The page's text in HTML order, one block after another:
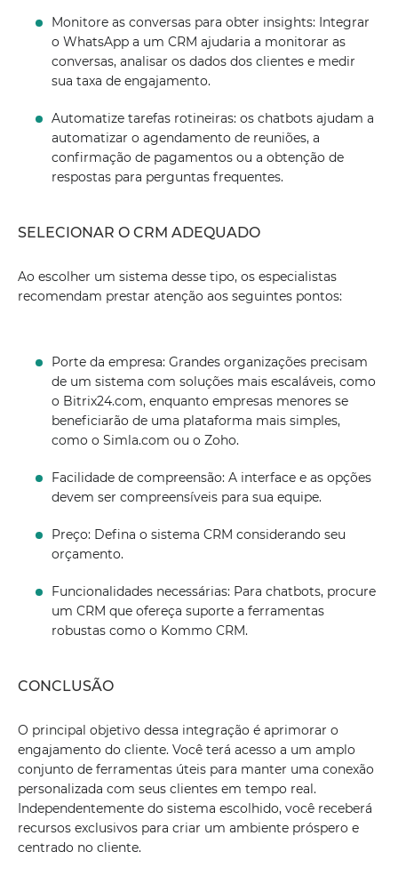
Monitore as conversas para obter insights: Integrar
o WhatsApp a um CRM ajudaria a monitorar as
conversas, analisar os dados dos clientes e medir
sua taxa de engajamento.
Automatize tarefas rotineiras: os chatbots ajudam a
automatizar o agendamento de reuniões, a
confirmação de pagamentos ou a obtenção de
respostas para perguntas frequentes.
SELECIONAR O CRM ADEQUADO
Ao escolher um sistema desse tipo, os especialistas
recomendam prestar atenção aos seguintes pontos:
Porte da empresa: Grandes organizações precisam
de um sistema com soluções mais escaláveis, como
o Bitrix24.com, enquanto empresas menores se
beneficiarão de uma plataforma mais simples,
como o Simla.com ou o Zoho.
Facilidade de compreensão: A interface e as opções
devem ser compreensíveis para sua equipe.
Preço: Defina o sistema CRM considerando seu
orçamento.
Funcionalidades necessárias: Para chatbots, procure
um CRM que ofereça suporte a ferramentas
robustas como o Kommo CRM.
CONCLUSÃO
O principal objetivo dessa integração é aprimorar o
engajamento do cliente. Você terá acesso a um amplo
conjunto de ferramentas úteis para manter uma conexão
personalizada com seus clientes em tempo real.
Independentemente do sistema escolhido, você receberá
recursos exclusivos para criar um ambiente próspero e
centrado no cliente.